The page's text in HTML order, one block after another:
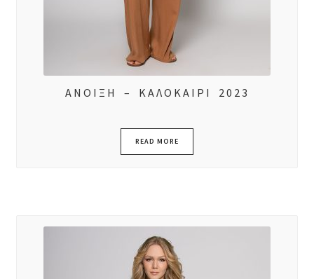
ΑΝΟΙΞΗ – ΚΑΛΟΚΑΙΡΙ 2023
READ MORE